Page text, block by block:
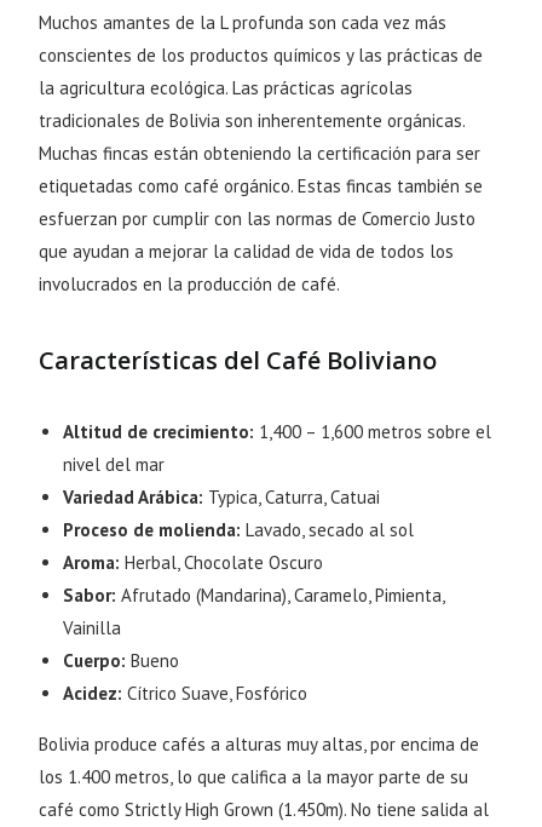
Muchos amantes de la L profunda son cada vez más
conscientes de los productos químicos y las prácticas de
la agricultura ecológica. Las prácticas agrícolas
tradicionales de Bolivia son inherentemente orgánicas.
Muchas fincas están obteniendo la certificación para ser
etiquetadas como café orgánico. Estas fincas también se
esfuerzan por cumplir con las normas de Comercio Justo
que ayudan a mejorar la calidad de vida de todos los
involucrados en la producción de café.
Características del Café Boliviano
Altitud de crecimiento: 1,400 – 1,600 metros sobre el
nivel del mar
Variedad Arábica: Typica, Caturra, Catuai
Proceso de molienda: Lavado, secado al sol
Aroma: Herbal, Chocolate Oscuro
Sabor: Afrutado (Mandarina), Caramelo, Pimienta,
Vainilla
Cuerpo: Bueno
Acidez: Cítrico Suave, Fosfórico
Bolivia produce cafés a alturas muy altas, por encima de
los 1.400 metros, lo que califica a la mayor parte de su
café como Strictly High Grown (1.450m). No tiene salida al